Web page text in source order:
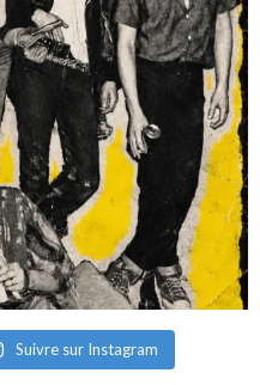
Suivre sur Instagram